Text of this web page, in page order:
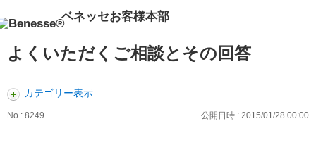
ベネッセお客様本部
よくいただくご相談とその回答
カテゴリー表示
No : 8249 公開日時 : 2015/01/28 00:00